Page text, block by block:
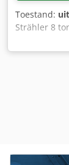
Toestand:
Strähler 8
instelbaar
breedte